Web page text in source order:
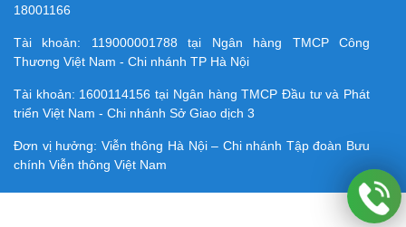
18001166
Tài khoản: 119000001788 tại Ngân hàng TMCP Công
Thương Việt Nam - Chi nhánh TP Hà Nội
Tài khoản: 1600114156 tại Ngân hàng TMCP Ðầu tư và Phát
triển Việt Nam - Chi nhánh Sở Giao dịch 3
Đơn vị hưởng: Viễn thông Hà Nội – Chi nhánh Tập đoàn Bưu
chính Viễn thông Việt Nam